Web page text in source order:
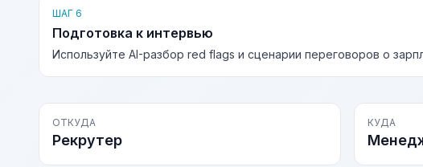
ШАГ 6
Подготовка к интервью
Используйте AI-разбор red flags и сценарии переговоров о
ОТКУДА
Рекрутер
КУДА